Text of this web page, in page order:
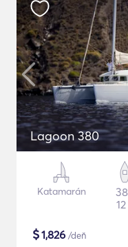
Lagoon 380
Katamarán
$1,826 /deň